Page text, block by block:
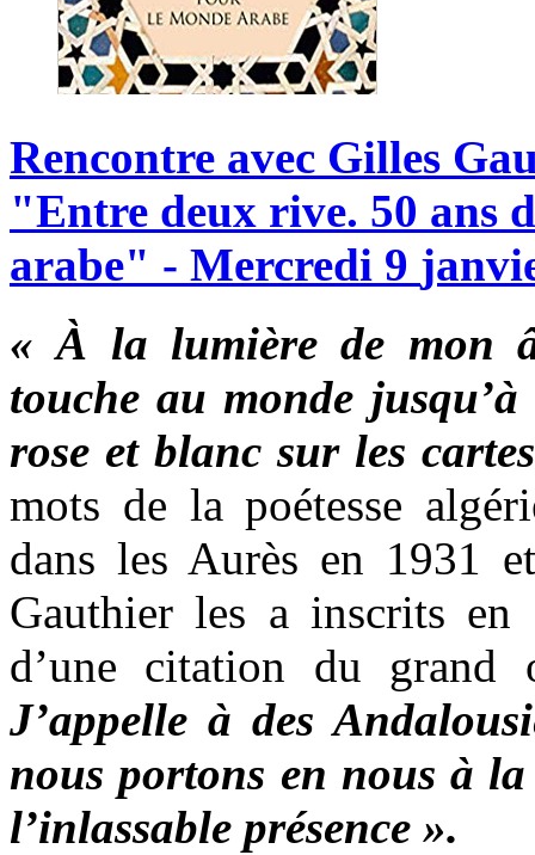
Rencontre avec Gilles
"Entre deux rive. 50 ans
arabe" - Mercredi 9
« À la lumière de mon
touche au monde
rose et blanc sur les
mots de la poétesse
dans les Aurès en 1931
Gauthier les a inscrits
d’une citation du grand
J’appelle à des
nous portons en nous à la
l’inlassable présence ».